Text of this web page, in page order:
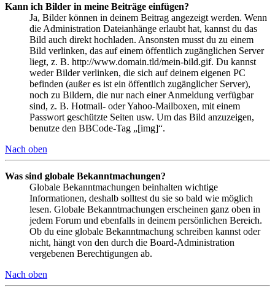
Kann ich Bilder in meine Beiträge einfügen?
Ja, Bilder können in deinem Beitrag angezeigt werden. Wenn
die Administration Dateianhänge erlaubt hat, kannst du das
Bild auch direkt hochladen. Ansonsten musst du zu einem
Bild verlinken, das auf einem öffentlich zugänglichen Server
liegt, z. B. http://www.domain.tld/mein-bild.gif. Du kannst
weder Bilder verlinken, die sich auf deinem eigenen PC
befinden (außer es ist ein öffentlich zugänglicher Server),
noch zu Bildern, die nur nach einer Anmeldung verfügbar
sind, z. B. Hotmail- oder Yahoo-Mailboxen, mit einem
Passwort geschützte Seiten usw. Um das Bild anzuzeigen,
benutze den BBCode-Tag „[img]“.
Nach oben
Was sind globale Bekanntmachungen?
Globale Bekanntmachungen beinhalten wichtige
Informationen, deshalb solltest du sie so bald wie möglich
lesen. Globale Bekanntmachungen erscheinen ganz oben in
jedem Forum und ebenfalls in deinem persönlichen Bereich.
Ob du eine globale Bekanntmachung schreiben kannst oder
nicht, hängt von den durch die Board-Administration
vergebenen Berechtigungen ab.
Nach oben